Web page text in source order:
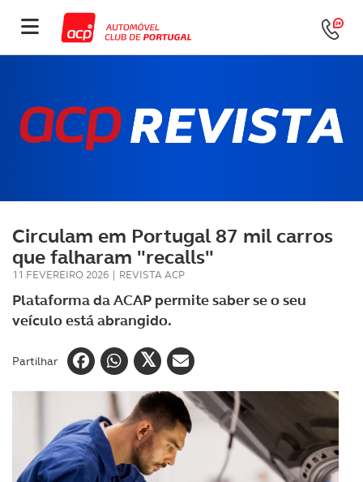
Circulam em Portugal 87 mil carros
que falharam "recalls"
11 FEVEREIRO 2026 | REVISTA ACP
Plataforma da ACAP permite saber se o seu
veículo está abrangido.
Partilhar